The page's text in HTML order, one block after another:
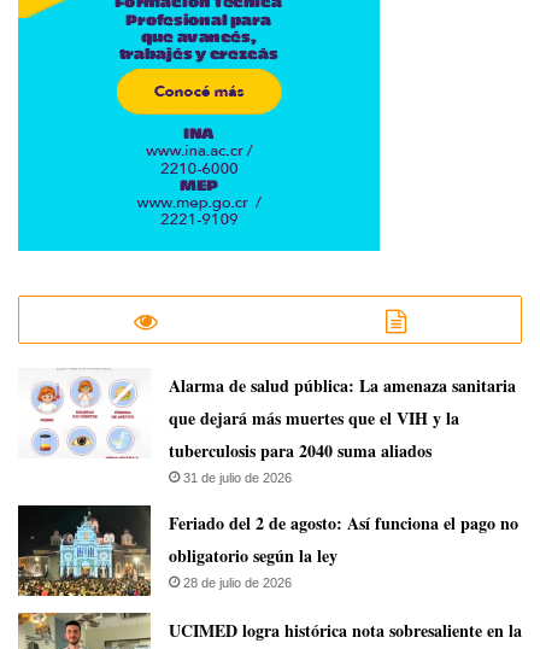
​Alarma de salud pública: La amenaza sanitaria
que dejará más muertes que el VIH y la
tuberculosis para 2040 suma aliados
31 de julio de 2026
Feriado del 2 de agosto: Así funciona el pago no
obligatorio según la ley
28 de julio de 2026
UCIMED logra histórica nota sobresaliente en la